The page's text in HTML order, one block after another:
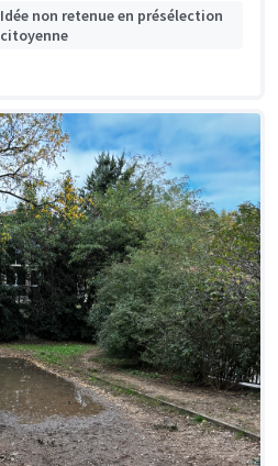
Idée non retenue en présélection
citoyenne